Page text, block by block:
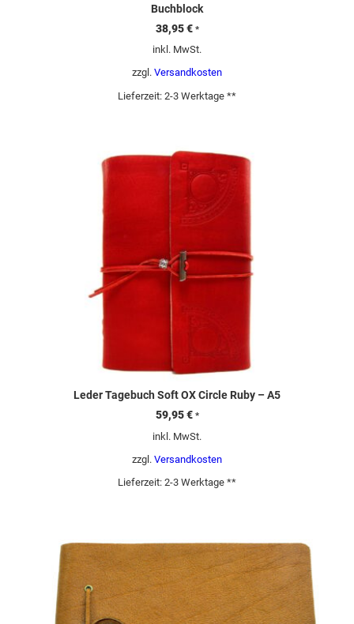
Buchblock
38,95€ *
inkl. MwSt.
zzgl. Versandkosten
Lieferzeit: 2-3 Werktage **
Leder Tagebuch Soft OX Circle Ruby – A5
59,95€ *
inkl. MwSt.
zzgl. Versandkosten
Lieferzeit: 2-3 Werktage **